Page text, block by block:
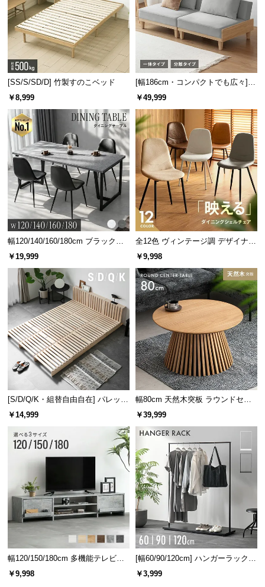
[SS/S/SD/D] 竹製すのこベッド
￥8,999
[幅186cm・コンパクトでも広々] 3
人掛けソファベッド リクライニン
￥49,999
幅120/140/160/180cm ブラックフ
レーム ダイニング 大理石調 4人掛
￥19,999
全12色 ヴィンテージ調 デザイナー
ズシェルチェア
￥9,998
[S/D/Q/K・組替自由自在] パレット
ベッド 8/12/16枚セット
￥14,999
幅80cm 天然木突板 ラウンドセン
ターテーブル 美しい格子デザイン
￥39,999
幅120/150/180cm 多機能テレビボ
ード 木目/石目調 オープン収納・
引き出し収納付き
￥9,998
[幅60/90/120cm] ハンガーラック
スチール 4段階高さ調節 サイドフ
ック オープンラック シンプル
￥3,999